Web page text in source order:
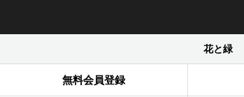
花と緑
無料会員登録